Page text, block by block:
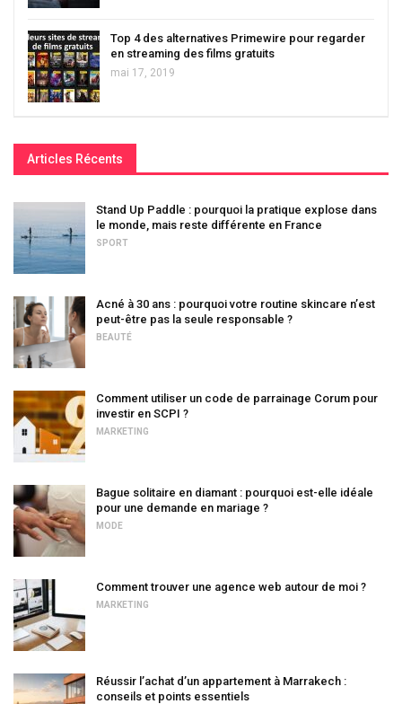
Top 4 des alternatives Primewire pour regarder
en streaming des films gratuits
mai 17, 2019
Articles Récents
Stand Up Paddle : pourquoi la pratique explose dans
le monde, mais reste différente en France
SPORT
Acné à 30 ans : pourquoi votre routine skincare n’est
peut-être pas la seule responsable ?
BEAUTÉ
Comment utiliser un code de parrainage Corum pour
investir en SCPI ?
MARKETING
Bague solitaire en diamant : pourquoi est-elle idéale
pour une demande en mariage ?
MODE
Comment trouver une agence web autour de moi ?
MARKETING
Réussir l’achat d’un appartement à Marrakech :
conseils et points essentiels